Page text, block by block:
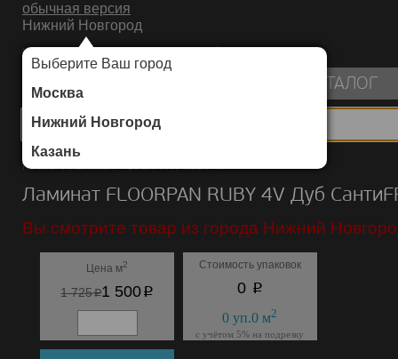
обычная версия
Нижний Новгород
Выберите Ваш город
Москва
Нижний Новгород
Казань
ИНТЕРНЕТ-МАГАЗИН НАПОЛЬНЫХ ПОКРЫТИЙ
КАТАЛОГ
Каталог/Ламинат/FLOORPAN/RUBY 4V
Ламинат FLOORPAN RUBY 4V Дуб
Вы смотрите товар из города Нижний
Цена м2
1 725p1 500p
Стоимость упаковок
0 p
0 уп.0 м2
с учётом 5% на подрезку